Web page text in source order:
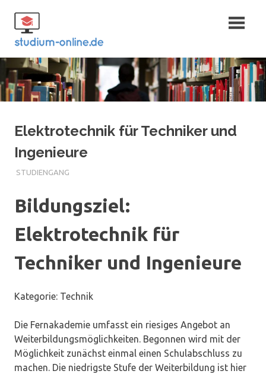
Inhalt
springen
Fernstudium
und Bachelor
Elektrotechnik für Techniker und
Ingenieure
STUDIENGANG
Bildungsziel:
Elektrotechnik für
Techniker und Ingenieure
Kategorie: Technik
Die Fernakademie umfasst ein riesiges Angebot an
Weiterbildungsmöglichkeiten. Begonnen wird mit der
Möglichkeit zunächst einmal einen Schulabschluss zu
machen. Die niedrigste Stufe der Weiterbildung ist hier